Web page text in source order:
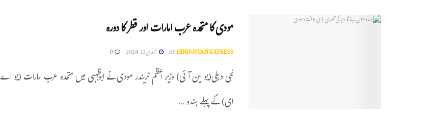
مودی کا متحدہ عرب امارات اور قطر کا دورہ
BYHINDUSTAN EXPRESS فروری 13, 2024 0
نئی دہلی(یو این آئی) وزیر اعظم نریندر مودی نے ابوظہبی میں متحدہ عرب امارات (یو اے
ای) کے پہلے ہندو ...